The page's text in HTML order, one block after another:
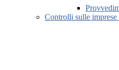
Controlli sulle imprese